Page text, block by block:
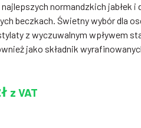
normandzkich jabłek i
beczkach. Świetny wybór dla
z wyczuwalnym wpływem
jako składnik
z VAT